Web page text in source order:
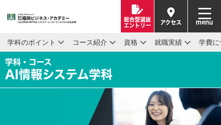
総合型選抜
エントリー
アクセス menu
学科のポイント コース紹介 資格 就職実績 学費
学科・コース
AI情報システム学科